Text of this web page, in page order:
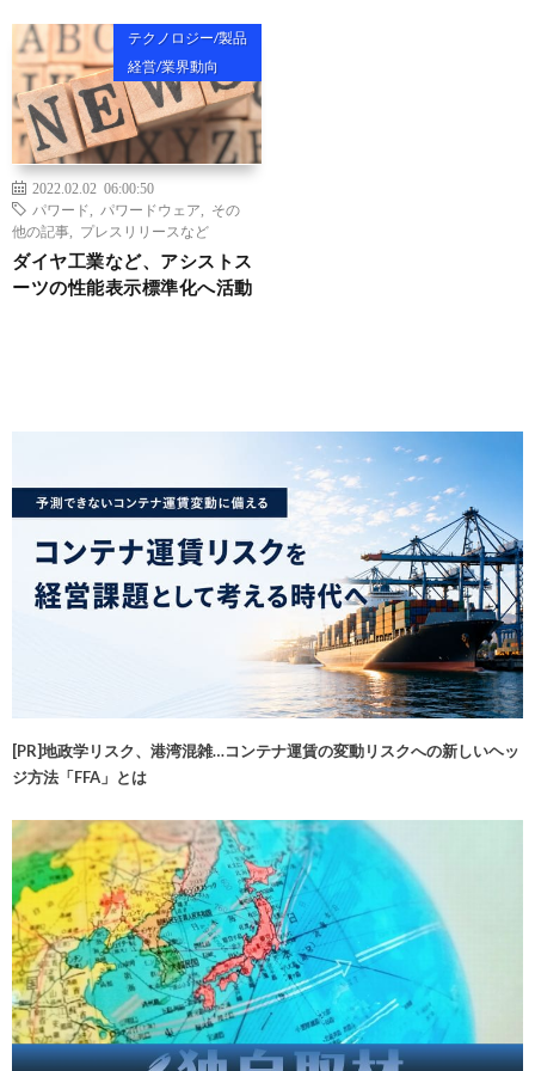
テクノロジー/製品
経営/業界動向
2022.02.02 06:00:50
パワード
パワードウェア
その
他の記事
プレスリリースなど
ダイヤ工業など、アシストス
ーツの性能表示標準化へ活動
[PR]地政学リスク、港湾混雑…コンテナ運賃の変動リスクへの新しいヘッ
ジ方法「FFA」とは